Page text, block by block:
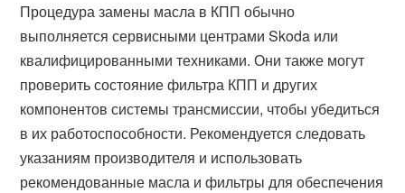
Процедура замены масла в КПП обычно
выполняется сервисными центрами Skoda или
квалифицированными техниками. Они также могут
проверить состояние фильтра КПП и других
компонентов системы трансмиссии, чтобы убедиться
в их работоспособности. Рекомендуется следовать
указаниям производителя и использовать
рекомендованные масла и фильтры для обеспечения